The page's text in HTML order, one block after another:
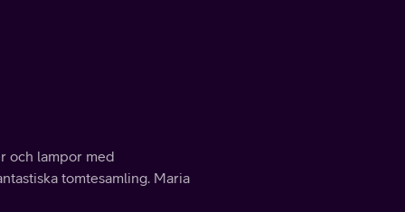
och lampor med
tomtesamling. Maria